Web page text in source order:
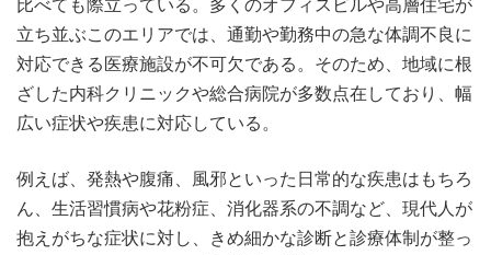
比べても際立っている。多くのオフィスビルや高層住宅が
立ち並ぶこのエリアでは、通勤や勤務中の急な体調不良に
対応できる医療施設が不可欠である。そのため、地域に根
ざした内科クリニックや総合病院が多数点在しており、幅
広い症状や疾患に対応している。
例えば、発熱や腹痛、風邪といった日常的な疾患はもちろ
ん、生活習慣病や花粉症、消化器系の不調など、現代人が
抱えがちな症状に対し、きめ細かな診断と診療体制が整っ